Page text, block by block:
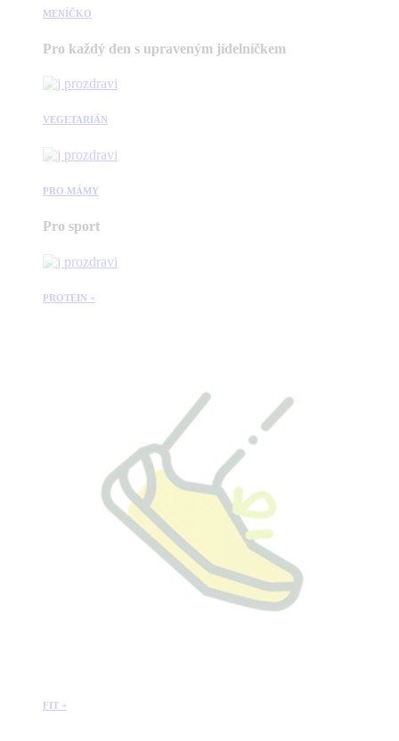
MENÍČKO
Pro každý den s upraveným jídelníčkem
VEGETARIÁN
PRO MÁMY
Pro sport
PROTEIN +
FIT +